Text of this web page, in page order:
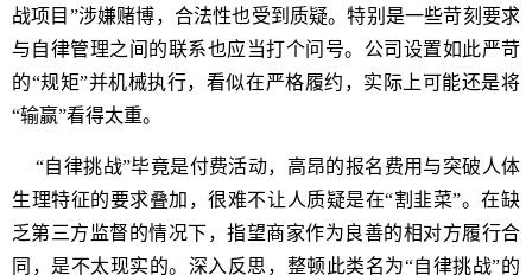
战项目”涉嫌赌博，合法性也受到质疑。特别是一些苛刻要求
与自律管理之间的联系也应当打个问号。公司设置如此严苛
的“规矩”并机械执行，看似在严格履约，实际上可能还是将
“输赢”看得太重。
“自律挑战”毕竟是付费活动，高昂的报名费用与突破人体
生理特征的要求叠加，很难不让人质疑是在“割韭菜”。在缺
乏第三方监督的情况下，指望商家作为良善的相对方履行合
同，是不太现实的。深入反思，整顿此类名为“自律挑战”的